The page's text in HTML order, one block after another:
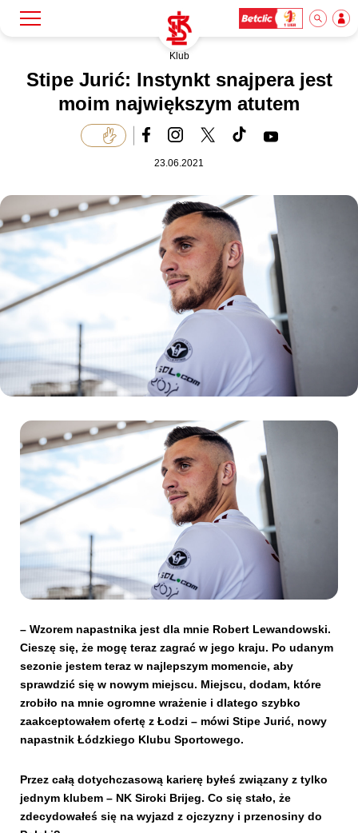
Klub
Akademia
Biznes
Dla mediów
Kibice
SKLEP KUP BILET
Klub
Stipe Jurić: Instynkt snajpera jest
moim największym atutem
23.06.2021
– Wzorem napastnika jest dla mnie Robert Lewandowski.
Cieszę się, że mogę teraz zagrać w jego kraju. Po udanym
sezonie jestem teraz w najlepszym momencie, aby
sprawdzić się w nowym miejscu. Miejscu, dodam, które
zrobiło na mnie ogromne wrażenie i dlatego szybko
zaakceptowałem ofertę z Łodzi – mówi Stipe Jurić, nowy
napastnik Łódzkiego Klubu Sportowego.
Przez całą dotychczasową karierę byłeś związany z tylko
jednym klubem – NK Siroki Brijeg. Co się stało, że
zdecydowałeś się na wyjazd z ojczyzny i przenosiny do